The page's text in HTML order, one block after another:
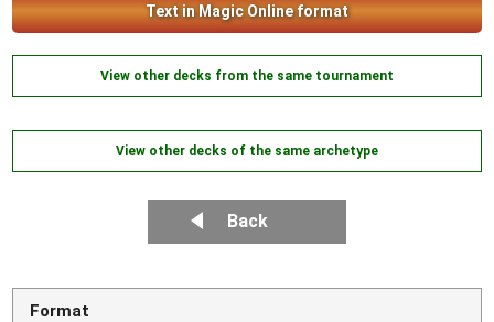
Text in Magic Online format
View other decks from the same tournament
View other decks of the same archetype
Back
Format